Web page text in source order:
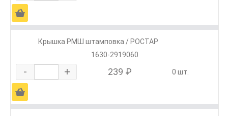
Ä
Крышка РМШ штамповка / РОСТАР
1630-2919060
- + 239 ₽ 0 шт.
Ä